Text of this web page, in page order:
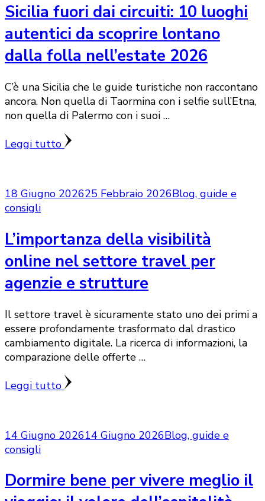
Sicilia fuori dai circuiti: 10 luoghi
autentici da scoprire lontano
dalla folla nell’estate 2026
C’è una Sicilia che le guide turistiche non raccontano
ancora. Non quella di Taormina con i selfie sull’Etna,
non quella di Palermo con i suoi …
Leggi tutto
18 Giugno 202625 Febbraio 2026Blog, guide e
consigli
L’importanza della visibilità
online nel settore travel per
agenzie e strutture
Il settore travel è sicuramente stato uno dei primi a
essere profondamente trasformato dal drastico
cambiamento digitale. La ricerca di informazioni, la
comparazione delle offerte …
Leggi tutto
14 Giugno 202614 Giugno 2026Blog, guide e
consigli
Dormire bene per vivere meglio il